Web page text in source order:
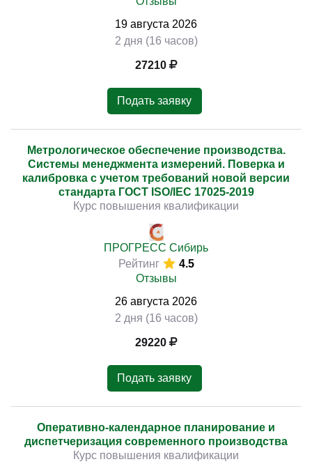
19 августа 2026
2 дня (16 часов)
27210
Подать заявку
Метрологическое обеспечение производства.
Системы менеджмента измерений. Поверка и
калибровка с учетом требований новой версии
стандарта ГОСТ ISO/IEC 17025-2019
Курс повышения квалификации
ПРОГРЕСС Сибирь
Рейтинг
4.5
Отзывы
26 августа 2026
2 дня (16 часов)
29220
Подать заявку
Оперативно-календарное планирование и
диспетчеризация современного производства
Курс повышения квалификации